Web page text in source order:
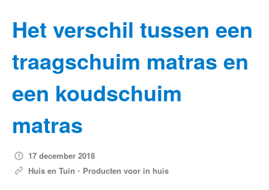
Het verschil tussen een
traagschuim matras en
een koudschuim
matras
17 december 2018
Huis en Tuin • Producten voor in huis